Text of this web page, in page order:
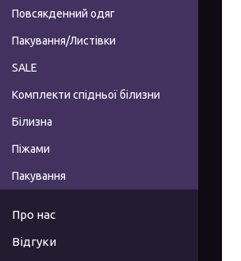
Повсякденний одяг
Пакування/Листівки
SALE
Комплекти спідньої білизни
Білизна
Піжами
Пакування
Про нас
Відгуки